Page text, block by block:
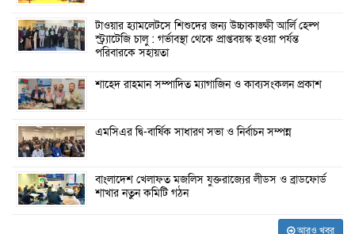
টাওয়ার হ্যামলেটসে শিশুদের জন্য উচ্চাকাঙ্ক্ষী আর্লি হেল্প
স্ট্র্যাটেজি চালু : গর্ভাবস্থা থেকে প্রাপ্তবয়স্ক হওয়া পর্যন্ত
পরিবারকে সহায়তা
শাহেদ রাহমান সম্পাদিত ম্যাগাজিন ও কাব্যসংকলন প্রকাশ
এমসিএর দ্বি-বার্ষিক সাধারণ সভা ও নির্বাচন সম্পন্ন
বাংলাদেশ খেলাফত মজলিস যুক্তরাজ্যের লীডস ও ব্রাডফোর্ড
শাখার নতুন কমিটি গঠন
আরও খবর